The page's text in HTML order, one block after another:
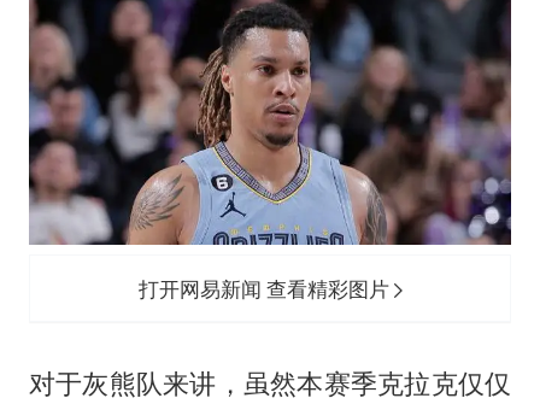
打开网易新闻 查看精彩图片
对于灰熊队来讲，虽然本赛季克拉克仅仅